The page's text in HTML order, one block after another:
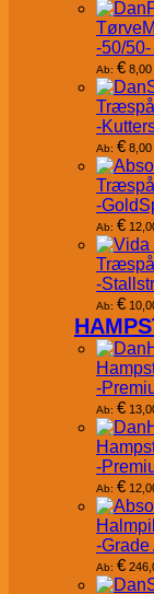
-50/50-
Ab: € 8,00
-
Ab: € 8,00
-
Ab: €
-
Ab: €
-
Ab: €
-
Ab: €
-Grade
Ab: €